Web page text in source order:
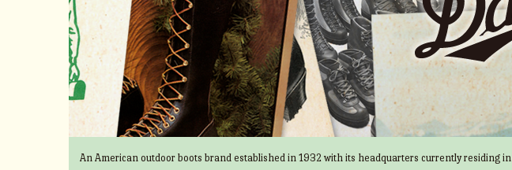
An American outdoor boots brand established in 1932 with its headquarters currently residing in